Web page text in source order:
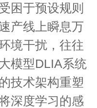
困于预设规则
产线上瞬息万
境干扰，往往
模型DLIA系统
技术架构重塑
深度学习的感